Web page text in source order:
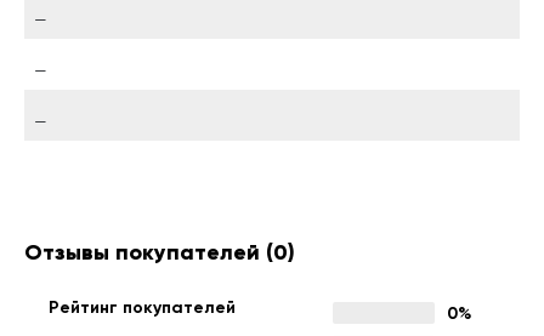
—
—
—
Отзывы покупателей (0)
Рейтинг покупателей
0%